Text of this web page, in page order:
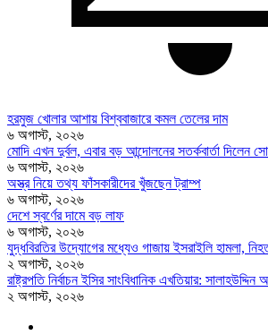
হরমুজ খোলার আশায় বিশ্ববাজারে কমল তেলের দাম
৬ অগাস্ট, ২০২৬
মোদি এখন দুর্বল, এবার বড় আন্দোলনের সতর্কবার্তা দিলেন
৬ অগাস্ট, ২০২৬
অস্ত্র নিয়ে তথ্য ফাঁসকারীদের খুঁজছেন ট্রাম্প
৬ অগাস্ট, ২০২৬
দেশে স্বর্ণের দামে বড় লাফ
৬ অগাস্ট, ২০২৬
যুদ্ধবিরতির উদ্যোগের মধ্যেও গাজায় ইসরাইলি হামলা,
২ অগাস্ট, ২০২৬
রাষ্ট্রপতি নির্বাচন ইসির সাংবিধানিক এখতিয়ার:
২ অগাস্ট, ২০২৬